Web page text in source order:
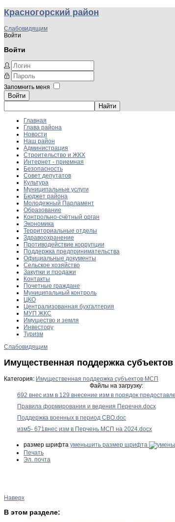
Красногорский район
Слабовидящим
Войти
Войти
Запомнить меня
Войти
Главная
Глава района
Новости
Наш район
Администрация
Строительство и ЖКХ
Интернет - приемная
Безопасность
Совет депутатов
Культура
Муниципальные услуги
Бюджет района
Молодежный Парламент
Образование
Контрольно-счётный орган
Экономика
Территориальные отделы
Здравоохранение
Противодействие коррупции
Поддержка предпринимательства
Официальные документы
Сельское хозяйство
Закупки и продажи
Контакты
Почетные граждане
Муниципальный контроль
ЦКО
Централизованная бухгалтерия
МУП ЖКС
Имущество и земля
Инвестору
Туризм
Слабовидящим
Имущественная поддержка
Категория: Имущественная поддержка субъектов МСП
Файлы на загрузку:
692 внес изм в 129 внесение изм в порядок
Правила формирования и ведения Перечня.docx
Поддержка военных в период СВО.doc
изм5- 671внес изм в Перчень МСП на 2024.docx
размер шрифта уменьшить размер шрифта
Печать
Эл. почта
Наверх
В этом разделе: